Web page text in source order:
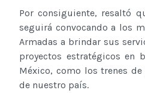
Por consiguiente, resaltó
seguirá convocando a los
Armadas a brindar sus
proyectos estratégicos en
México, como los trenes
de nuestro país.